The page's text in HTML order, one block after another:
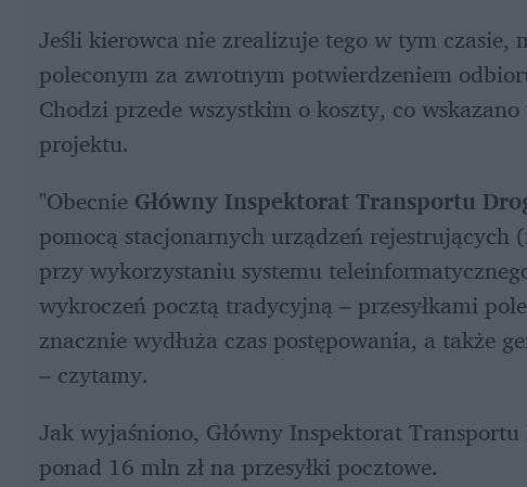
Jeśli kierowca nie zrealizuje tego w tym czasie,
poleconym za zwrotnym potwierdzeniem
Chodzi przede wszystkim o koszty, co
projektu.
"Obecnie Główny Inspektorat Transportu
pomocą stacjonarnych urządzeń
przy wykorzystaniu systemu
wykroczeń pocztą tradycyjną – przesyłkami
znacznie wydłuża czas postępowania, a także
– czytamy.
Jak wyjaśniono, Główny Inspektorat
ponad 16 mln zł na przesyłki pocztowe.